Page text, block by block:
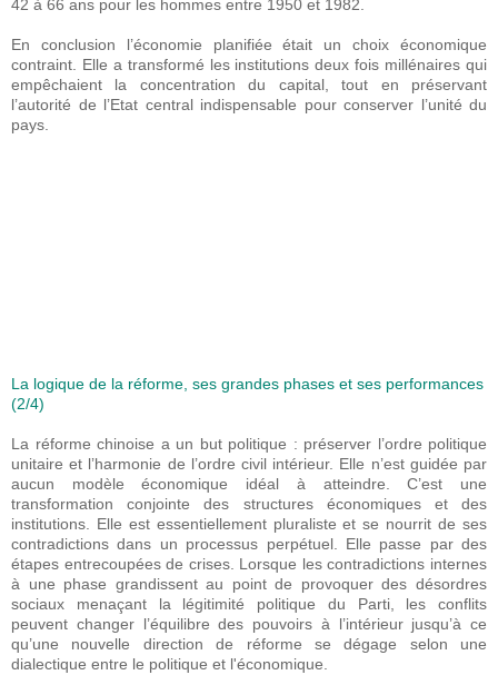
42 à 66 ans pour les hommes entre 1950 et 1982.
En conclusion l’économie planifiée était un choix économique
contraint. Elle a transformé les institutions deux fois millénaires qui
empêchaient la concentration du capital, tout en préservant
l’autorité de l’Etat central indispensable pour conserver l’unité du
pays.
La logique de la réforme, ses grandes phases et ses performances
(2/4)
La réforme chinoise a un but politique : préserver l’ordre politique
unitaire et l’harmonie de l’ordre civil intérieur. Elle n’est guidée par
aucun modèle économique idéal à atteindre. C’est une
transformation conjointe des structures économiques et des
institutions. Elle est essentiellement pluraliste et se nourrit de ses
contradictions dans un processus perpétuel. Elle passe par des
étapes entrecoupées de crises. Lorsque les contradictions internes
à une phase grandissent au point de provoquer des désordres
sociaux menaçant la légitimité politique du Parti, les conflits
peuvent changer l’équilibre des pouvoirs à l’intérieur jusqu’à ce
qu’une nouvelle direction de réforme se dégage selon une
dialectique entre le politique et l'économique.